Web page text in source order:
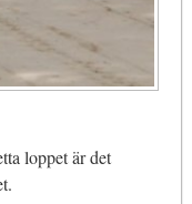
loppet är det